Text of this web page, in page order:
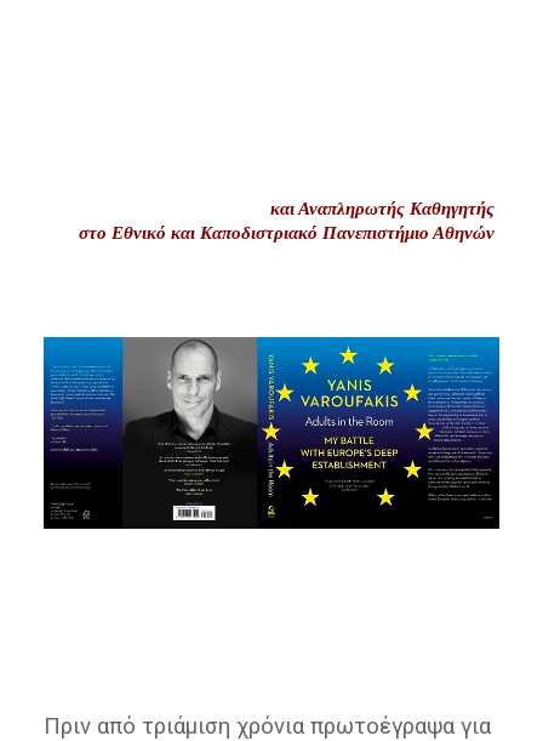
και Αναπληρωτής Καθηγητής
στο Εθνικό και Καποδιστριακό Πανεπιστήμιο Αθηνών
Πριν από τριάμιση χρόνια πρωτοέγραψα για